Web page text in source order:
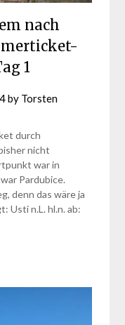
nach
1
by Torsten
durch
nicht
war in
Pardubice.
denn das wäre ja
Usti n.L. hl.n. ab: